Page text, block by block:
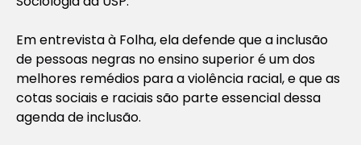
Em entrevista à Folha, ela defende que a inclusão
de pessoas negras no ensino superior é um dos
melhores remédios para a violência racial, e que as
cotas sociais e raciais são parte essencial dessa
agenda de inclusão.